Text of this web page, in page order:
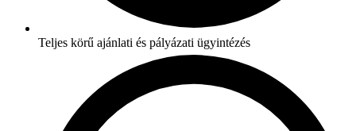
Teljes körű ajánlati és pályázati ügyintézés